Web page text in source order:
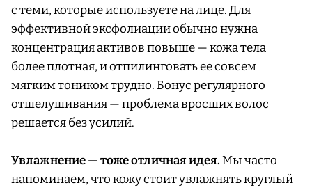
с теми, которые используете на лице. Для
эффективной эксфолиации обычно нужна
концентрация активов повыше — кожа тела
более плотная, и отпилинговать ее совсем
мягким тоником трудно. Бонус регулярного
отшелушивания — проблема вросших волос
решается без усилий.
Увлажнение — тоже отличная идея.Мы часто
напоминаем, что кожу стоит увлажнять круглый